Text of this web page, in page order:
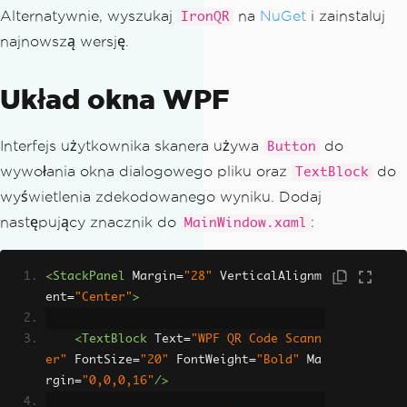
Alternatywnie, wyszukaj IronQR na NuGet i zainstaluj
najnowszą wersję.
Układ okna WPF
Interfejs użytkownika skanera używa Button
do
wywołania okna dialogowego pliku oraz
TextBlock
do
wyświetlenia zdekodowanego wyniku. Dodaj
następujący znacznik do
MainWindow.xaml :
<StackPanel Margin="28"
VerticalAlignm
ent="Center">
<TextBlock Text="WPF QR Code Scann
er"
FontSize="20" FontWeight="Bold"
Ma
rgin="0,0,0,16"/>